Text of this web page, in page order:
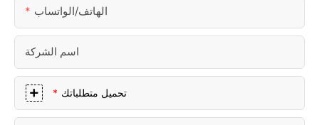
الهاتف/الواتساب
اسم الشركة
تحميل متطلباتك